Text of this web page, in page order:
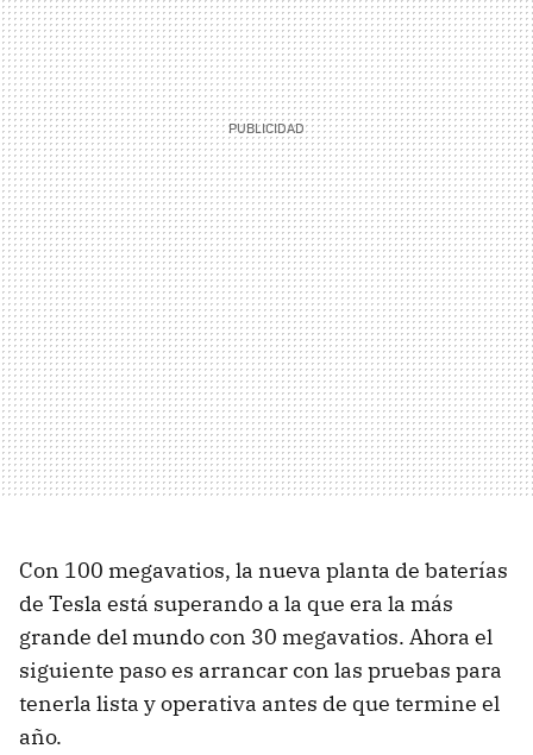
Con 100 megavatios, la nueva planta de baterías
de Tesla está superando a la que era la más
grande del mundo con 30 megavatios. Ahora el
siguiente paso es arrancar con las pruebas para
tenerla lista y operativa antes de que termine el
año.